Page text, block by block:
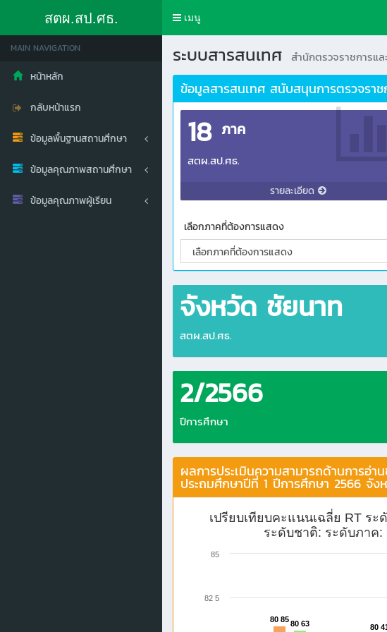
สตผ.สป.ศธ.
Toggle
เมนู
MAIN NAVIGATION
หน้าหลัก
กลับหน้าแรก
ข้อมูลพื้นฐานสถานศึกษา
ข้อมูลคุณภาพสถานศึกษา
ข้อมูลคุณภาพผู้เรียน
ระบบสารสนเทศ สำนักตรวจราชการแ
ข้อมูลสารสนเทศ สนับสนุนการตรวจรา
18 ภาค
สตผ.สป.ศธ.
รายละเอียด
เลือกภาคที่ต้องการแสดง
จังหวัด ชัยนาท
สตผ.สป.ศธ.
2/2566
ปีการศึกษา
ผลการประเมินความสามารถด้านการอ่า
ประถมศึกษาปีที่ 1 ปีการศึกษา 2566 จัง
เปรียบเทียบคะแนนเฉลี่ย RT ร
ระดับชาติ: ระดับภาค:
80 85
80 85
80
80
80 63
80 63
82 5
85